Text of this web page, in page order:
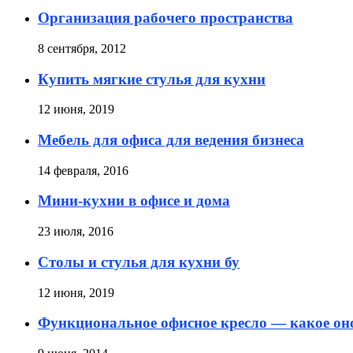
Организация рабочего пространства
8 сентября, 2012
Купить мягкие стулья для кухни
12 июня, 2019
Мебель для офиса для ведения бизнеса
14 февраля, 2016
Мини-кухни в офисе и дома
23 июля, 2016
Столы и стулья для кухни бу
12 июня, 2019
Функциональное офисное кресло — какое